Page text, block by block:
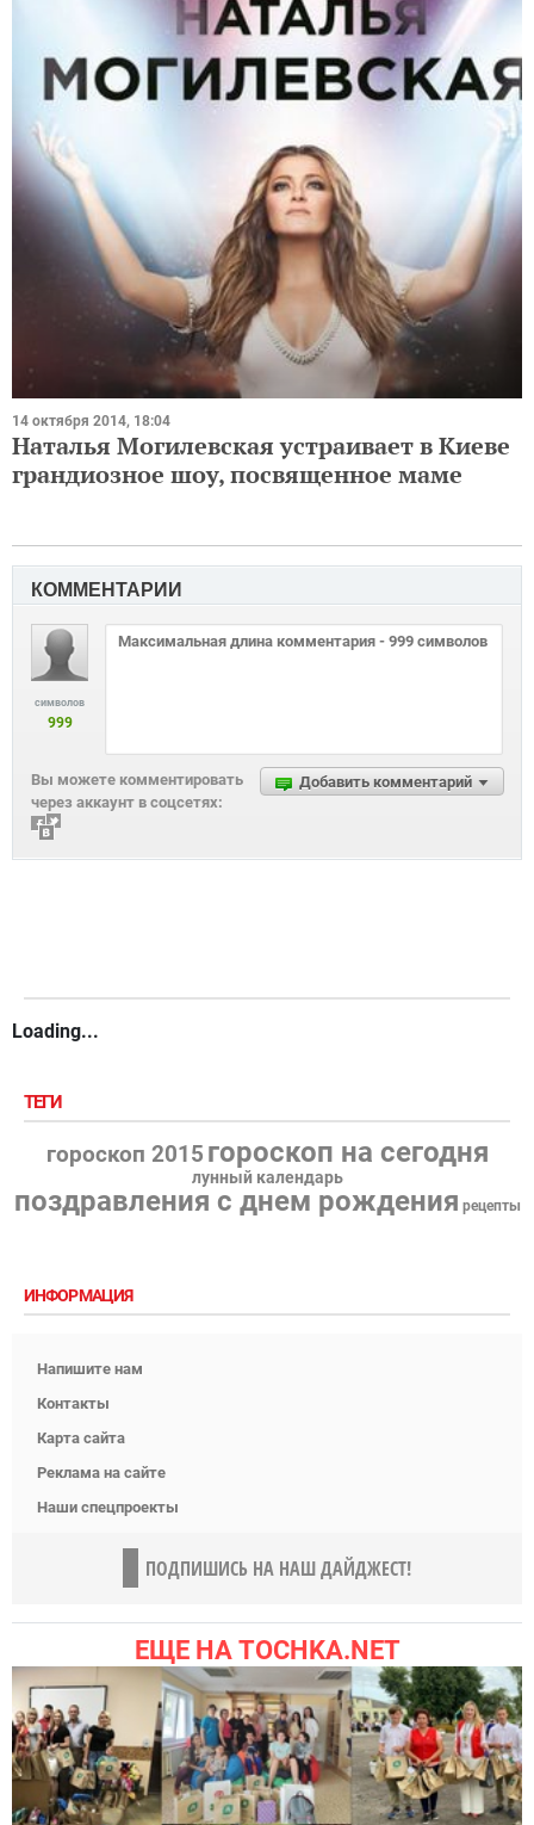
14 октября 2014, 18:04
Наталья Могилевская устраивает в Киеве
грандиозное шоу, посвященное маме
КОММЕНТАРИИ
символов
999
Добавить комментарий
Вы можете комментировать
через аккаунт в соцсетях:
Loading...
ТЕГИ
гороскоп 2015 гороскоп на сегодня
лунный календарь
поздравления с днем рождения рецепты
ИНФОРМАЦИЯ
Напишите нам
Контакты
Карта сайта
Реклама на сайте
Наши спецпроекты
ПОДПИШИСЬ НА НАШ ДАЙДЖЕСТ!
ЕЩЕ НА TOCHKA.NET